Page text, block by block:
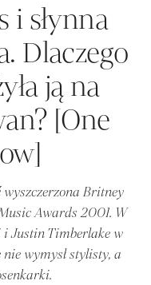
i słynna
Dlaczego
ją na
[One
Britney
Awards 2001. W
Justin Timberlake w
wymysł stylisty, a